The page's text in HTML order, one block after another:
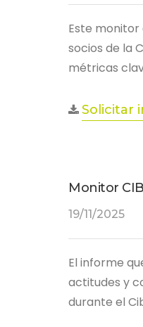
Este monitor
socios de la
métricas
Solicitar
Monitor
19/11/2025
El informe
actitudes y
durante el